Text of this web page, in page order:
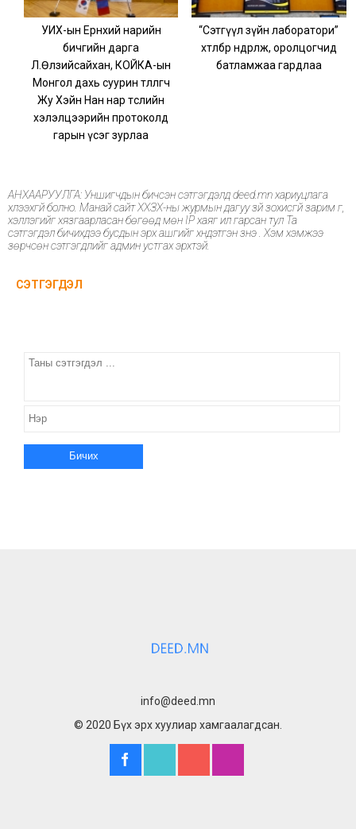
УИХ-ын Ерөнхий нарийн
бичгийн дарга
Л.Өлзийсайхан, КОЙКА-ын
Монгол дахь суурин төлөөлөгч
Жу Хэйн Нан нар төслийн
хэлэлцээрийн протоколд
гарын үсэг зурлаа
“Сэтгүүл зүйн лаборатори”
хөтөлбөр өндөрлөж, оролцогчид
батламжаа гардлаа
АНХААРУУЛГА: Уншигчдын бичсэн сэтгэгдэлд deed.mn хариуцлага
хүлээхгүй болно. Манай сайт ХХЗХ-ны журмын дагуу зүй зохисгүй зарим үг,
хэллэгийг хязгаарласан бөгөөд мөн IP хаяг ил гарсан тул Та
сэтгэгдэл бичихдээ бусдын эрх ашгийг хүндэтгэн үзнэ үү. Хэм хэмжээ
зөрчсөн сэтгэгдлийг админ устгах эрхтэй.
СЭТГЭГДЭЛ
info@deed.mn
© 2020 Бүх эрх хуулиар хамгаалагдсан.